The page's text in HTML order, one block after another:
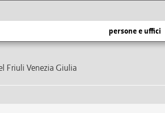
persone e uffici
Friuli Venezia Giulia